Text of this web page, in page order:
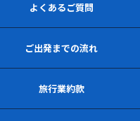
よくあるご質問
ご出発までの流れ
旅行業約款